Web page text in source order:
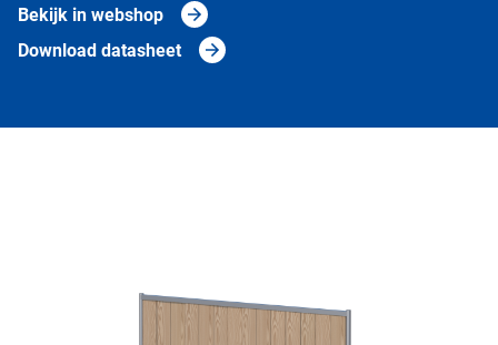
Bekijk in webshop
Download datasheet